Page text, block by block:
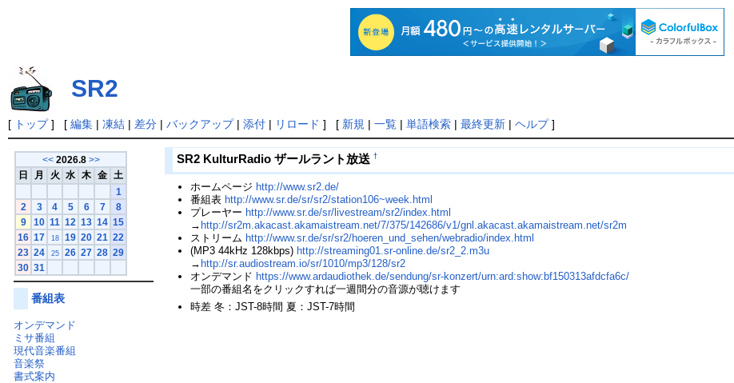
SR2
[ トップ] [ 編集 | 凍結 | 差分 | バックアップ| 添付 | リロード ] [ 新規 | 一覧 | 単語検索 | 最終更新 | ヘルプ]
<< 2026.8 >>
日
月 火 水 木 金
土
1
2
3 4 5 6 7
8
9
10 11 12 13 14 15
16 17 18 19 20 21 22
23 24 25 26 27 28 29
30 31
番組表
オンデマンド
ミサ番組
現代音楽番組
音楽祭
書式案内
SR2 KulturRadio ザールラント放送†
ホームページ http://www.sr2.de/
番組表 http://www.sr.de/sr/sr2/station106~week.html
プレーヤー http://www.sr.de/sr/livestream/sr2/index.html
→ http://sr2m.akacast.akamaistream.net/7/375/142686/v1/gnl.akacast.akamaistream.net/sr2m
ストリーム http://www.sr.de/sr/sr2/hoeren_und_sehen/webradio/index.html
(MP3 44kHz 128kbps) http://streaming01.sr-online.de/sr2_2.m3u
→ http://sr.audiostream.io/sr/1010/mp3/128/sr2
オンデマンド https://www.ardaudiothek.de/sendung/sr-konzert/urn:ard:show:bf150313afdcfa6c/
一部の番組名をクリックすれば一週間分の音源が聴けます
時差 冬：JST-8時間 夏：JST-7時間